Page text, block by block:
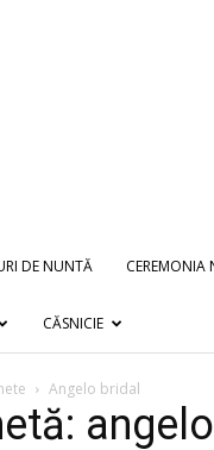
DE NUNTĂ CEREMONIA
CĂSNICIE
Angelo bridal